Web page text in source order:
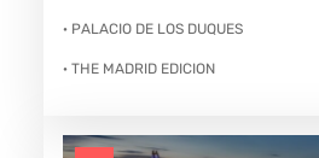
· PALACIO DE LOS DUQUES
· THE MADRID EDICION